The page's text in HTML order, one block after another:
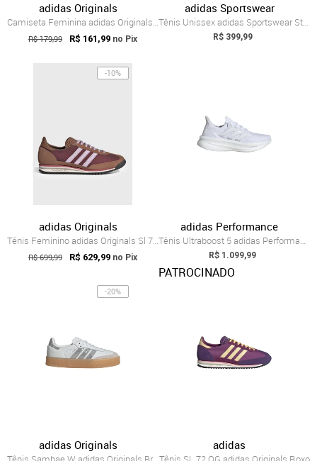
adidas Originals
Camiseta Feminina adidas Originals Adico...
R$ 179,99 R$ 161,99 no Pix
adidas Sportswear
Tênis Unissex adidas Sportswear Streetta...
R$ 399,99
-10%
adidas Originals
Tênis Feminino adidas Originals Sl 72 OG...
R$ 699,99 R$ 629,99 no Pix
adidas Performance
Tênis Ultraboost 5 adidas Performance Branco
R$ 1.099,99
PATROCINADO
-20%
adidas Originals adidas